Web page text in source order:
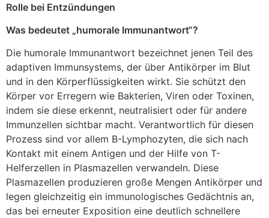
Rolle bei Entzündungen
Was bedeutet „humorale Immunantwort“?
Die humorale Immunantwort bezeichnet jenen Teil des
adaptiven Immunsystems, der über Antikörper im Blut
und in den Körperflüssigkeiten wirkt. Sie schützt den
Körper vor Erregern wie Bakterien, Viren oder Toxinen,
indem sie diese erkennt, neutralisiert oder für andere
Immunzellen sichtbar macht. Verantwortlich für diesen
Prozess sind vor allem B-Lymphozyten, die sich nach
Kontakt mit einem Antigen und der Hilfe von T-
Helferzellen in Plasmazellen verwandeln. Diese
Plasmazellen produzieren große Mengen Antikörper und
legen gleichzeitig ein immunologisches Gedächtnis an,
das bei erneuter Exposition eine deutlich schnellere